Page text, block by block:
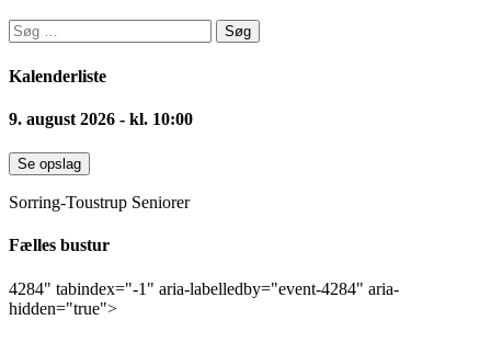
Søg
efter:
Kalenderliste
9. august 2026 - kl. 10:00
Se opslag
Sorring-Toustrup Seniorer
Fælles bustur
4284" tabindex="-1" aria-labelledby="event-4284" aria-
hidden="true">